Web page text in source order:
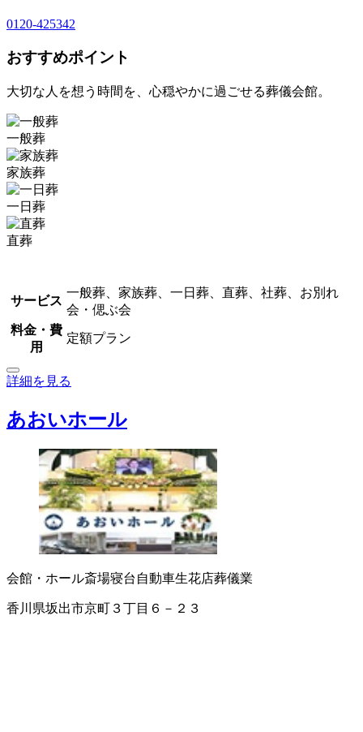
0120-425342
おすすめポイント
大切な人を想う時間を、心穏やかに過ごせる葬儀会館。
一般葬
家族葬
一日葬
直葬
サービス
一般葬、家族葬、一日葬、直葬、社葬、お別れ
会・偲ぶ会
料金・費
用
定額プラン
詳細を見る
あおいホール
会館・ホール斎場寝台自動車生花店葬儀業
香川県坂出市京町３丁目６－２３